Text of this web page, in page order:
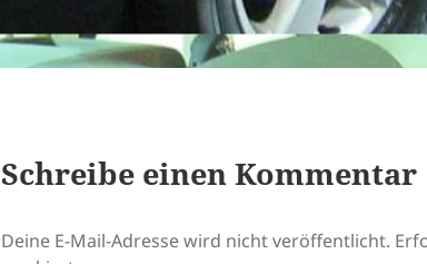
Schreibe einen Kommentar
Deine E-Mail-Adresse wird nicht veröffentlicht.